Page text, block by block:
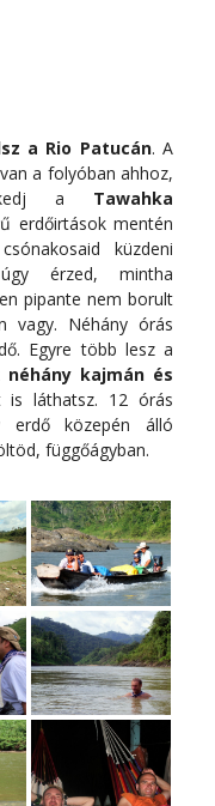
a Rio Patucán. A
a folyóban ahhoz,
a Tawahka
erdőirtások mentén
küzdeni
érzed, mintha
pipante nem borult
vagy. Néhány órás
Egyre több lesz a
kajmán és
is láthatsz. 12 órás
közepén álló
függőágyban.